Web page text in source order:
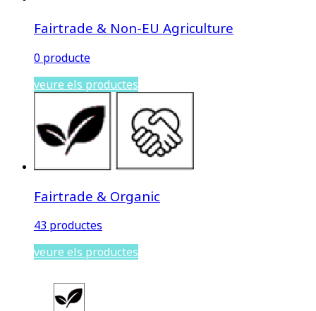
Fairtrade & Non-EU Agriculture
0 producte
veure els productes
Fairtrade & Organic
43 productes
veure els productes